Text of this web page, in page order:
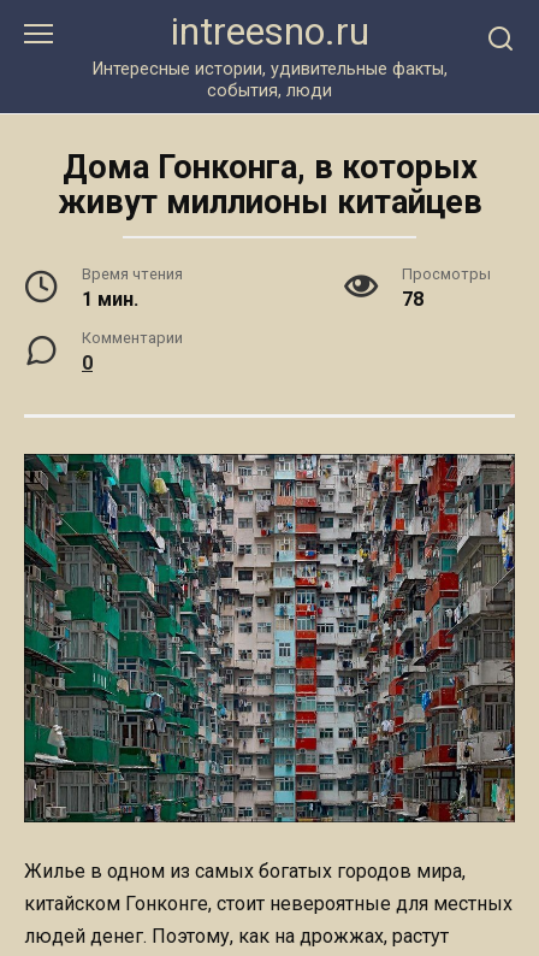
intreesno.ru
Интересные истории, удивительные факты,
события, люди
Дома Гонконга, в которых
живут миллионы китайцев
Время чтения
1 мин.
Просмотры
78
Комментарии
0
Жилье в одном из самых богатых городов мира,
китайском Гонконге, стоит невероятные для местных
людей денег. Поэтому, как на дрожжах, растут